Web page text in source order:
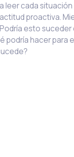
leer cada
proactiva.
esto suceder
podría hacer para